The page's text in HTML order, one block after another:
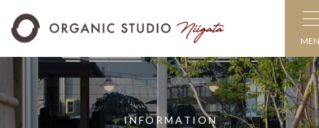
INFORMATION